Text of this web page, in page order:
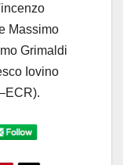
Massimo
Grimaldi
Iovino